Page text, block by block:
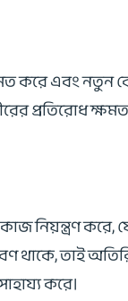
করে এবং
প্রতিরোধ
নিয়ন্ত্রণ
থাকে, তাই
করে।